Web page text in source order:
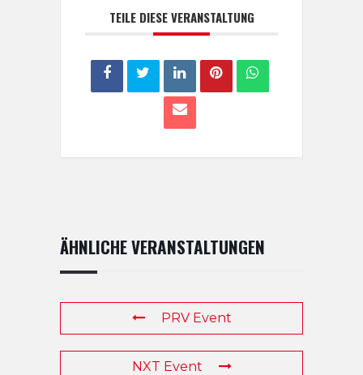
TEILE DIESE VERANSTALTUNG
ÄHNLICHE VERANSTALTUNGEN
PRV Event
NXT Event